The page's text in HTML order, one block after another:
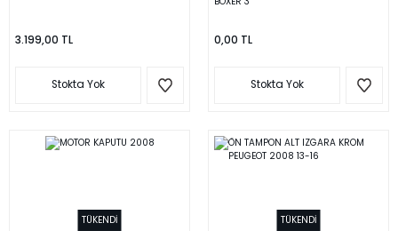
3.199,00 TL
Stokta Yok
0,00 TL
Stokta Yok
TÜKENDİ TÜKENDİ